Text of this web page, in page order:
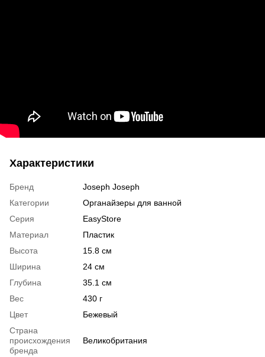
Характеристики
Бренд
Joseph Joseph
Категории
Органайзеры для ванной
Серия
EasyStore
Материал
Пластик
Высота
15.8 см
Ширина
24 см
Глубина
35.1 см
Вес
430 г
Цвет
Бежевый
Страна
происхождения
бренда
Великобритания